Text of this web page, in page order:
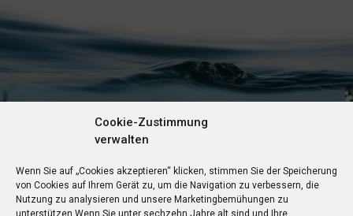
Cookie-Zustimmung
verwalten
Wenn Sie auf „Cookies akzeptieren“ klicken, stimmen Sie der Speicherung
von Cookies auf Ihrem Gerät zu, um die Navigation zu verbessern, die
Nutzung zu analysieren und unsere Marketingbemühungen zu
unterstützen. Wenn Sie unter sechzehn Jahre alt sind und Ihre